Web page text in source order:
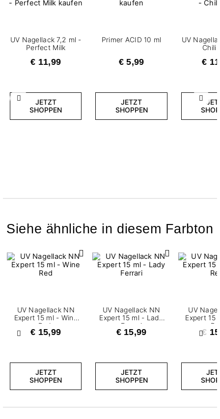
Zurück
UV Nagellack 7,2 ml -
Perfect Milk
€ 11,99
JETZT
SHOPPEN
Primer ACID 10 ml
€ 5,99
JETZT
SHOPPEN
UV
Chili
€
Siehe ähnliche in diesem Farbton
Zurück
UV Nagellack NN
Expert 15 ml - Wine
Red
€ 15,99
JETZT
SHOPPEN
UV Nagellack NN
Expert 15 ml - Lady
Ferrari
€ 15,99
JETZT
SHOPPEN
UV
Expert 15
€